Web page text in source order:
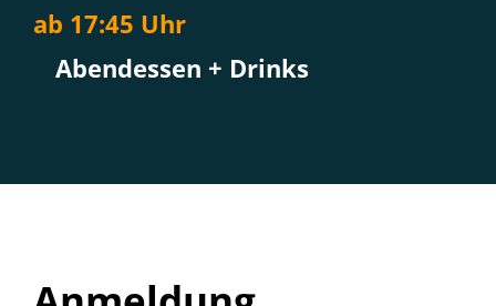
ab 17:45 Uhr
Abendessen + Drinks